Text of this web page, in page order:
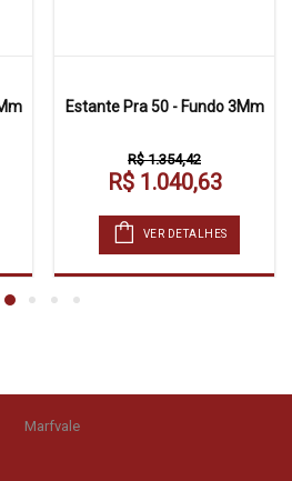
Estante Pra 50 - Fundo 3Mm
R$ 1.354,42
R$ 1.040,63
VER DETALHES